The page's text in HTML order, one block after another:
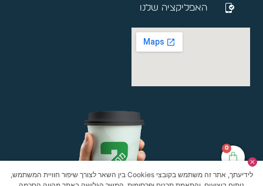
0
האפליקציה שלנו
לידיעתך, אתר זה משתמש בקובצי Cookies בין השאר לצורך שיפור חוויית המשתמש,